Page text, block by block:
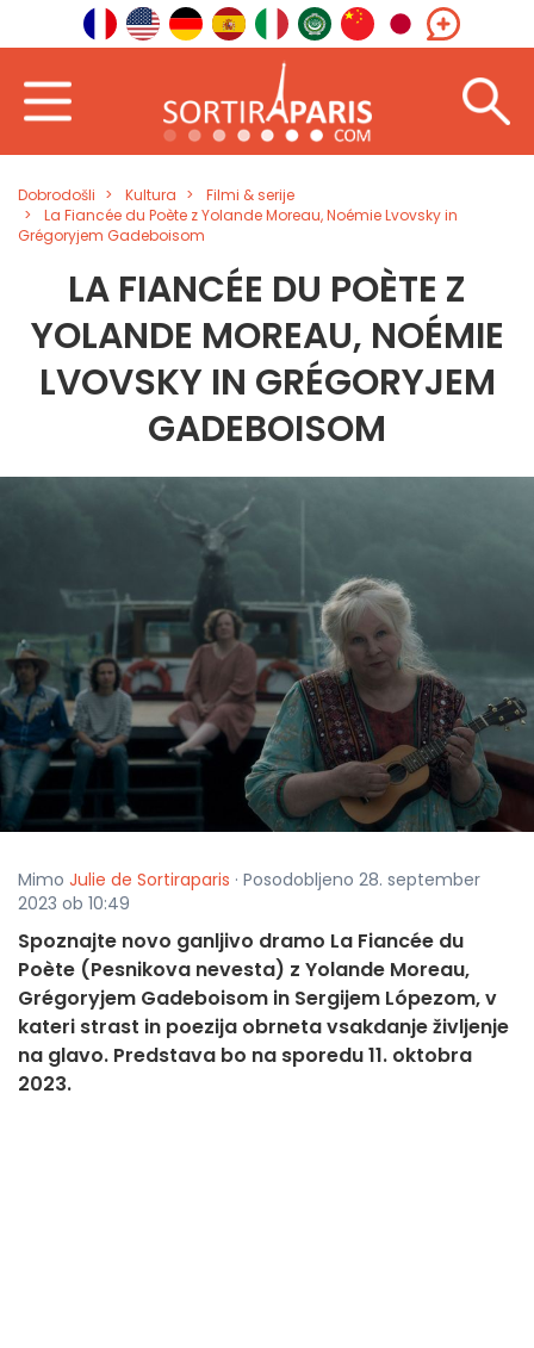
Dobrodošli Kultura
Filmi & serije
La Fiancée du Poète z Yolande Moreau, Noémie Lvovsky in
Grégoryjem Gadeboisom
LA FIANCÉE DU POÈTE Z
YOLANDE MOREAU, NOÉMIE
LVOVSKY IN GRÉGORYJEM
GADEBOISOM
Mimo Julie de Sortiraparis · Posodobljeno 28. september
2023 ob 10:49
Spoznajte novo ganljivo dramo La Fiancée du
Poète (Pesnikova nevesta) z Yolande Moreau,
Grégoryjem Gadeboisom in Sergijem Lópezom, v
kateri strast in poezija obrneta vsakdanje življenje
na glavo. Predstava bo na sporedu 11. oktobra
2023.